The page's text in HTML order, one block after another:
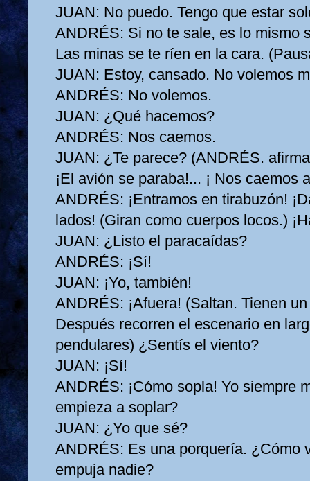
JUAN: No puedo. Tengo que estar
ANDRÉS: Si no te sale, es lo mismo
Las minas se te ríen en la cara.
JUAN: Estoy, cansado. No volemos
ANDRÉS: No volemos.
JUAN: ¿Qué hacemos?
ANDRÉS: Nos caemos.
JUAN: ¿Te parece? (ANDRÉS.
¡El avión se paraba!... ¡ Nos caemos
ANDRÉS: ¡Entramos en tirabuzón!
lados! (Giran como cuerpos locos.)
JUAN: ¿Listo el paracaídas?
ANDRÉS: ¡Sí!
JUAN: ¡Yo, también!
ANDRÉS: ¡Afuera! (Saltan. Tienen
Después recorren el escenario en
pendulares) ¿Sentís el viento?
JUAN: ¡Sí!
ANDRÉS: ¡Cómo sopla! Yo siempre
empieza a soplar?
JUAN: ¿Yo que sé?
ANDRÉS: Es una porquería. ¿Cómo
empuja nadie?